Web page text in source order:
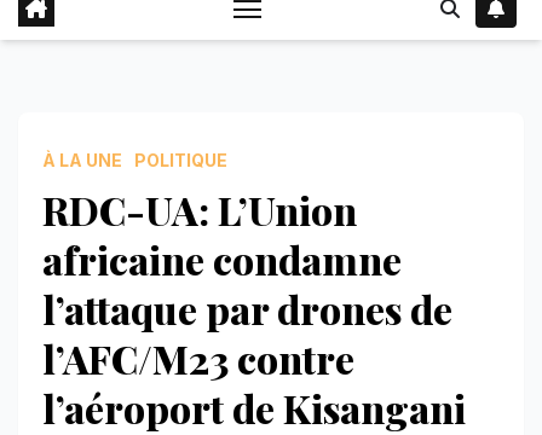
À LA UNE POLITIQUE
RDC-UA: L’Union
africaine condamne
l’attaque par drones de
l’AFC/M23 contre
l’aéroport de Kisangani